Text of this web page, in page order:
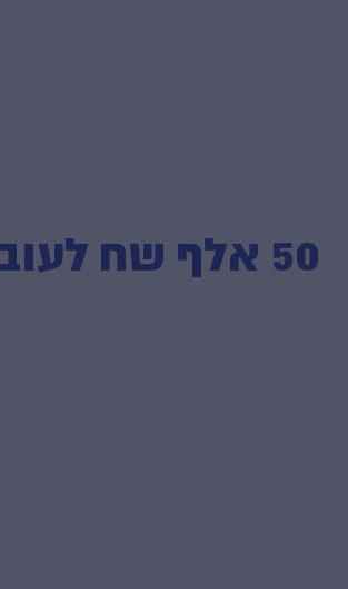
50 אלף שח לעובד רפת בגין אי תשלום שעות נוספות